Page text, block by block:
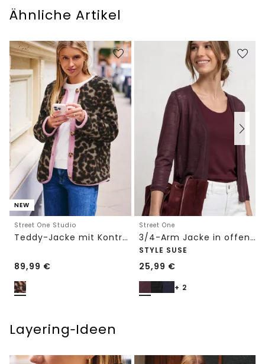
Ähnliche Artikel
NEW
Street One Studio
Teddy-Jacke mit Kontrastdetail
89,99 €
Street One
3/4-Arm Jacke in offener Passform
STYLE SUSE
25,99 €
+ 2
Layering‑Ideen